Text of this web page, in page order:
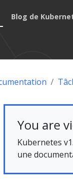
Blog de
You are
Kubernetes
une